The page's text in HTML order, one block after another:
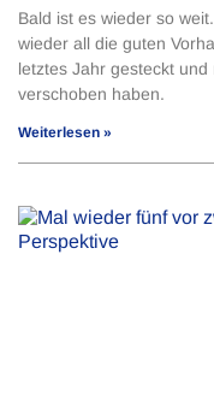
Bald ist es wieder so
wieder all die guten
letztes Jahr gesteckt
verschoben haben.
Weiterlesen »